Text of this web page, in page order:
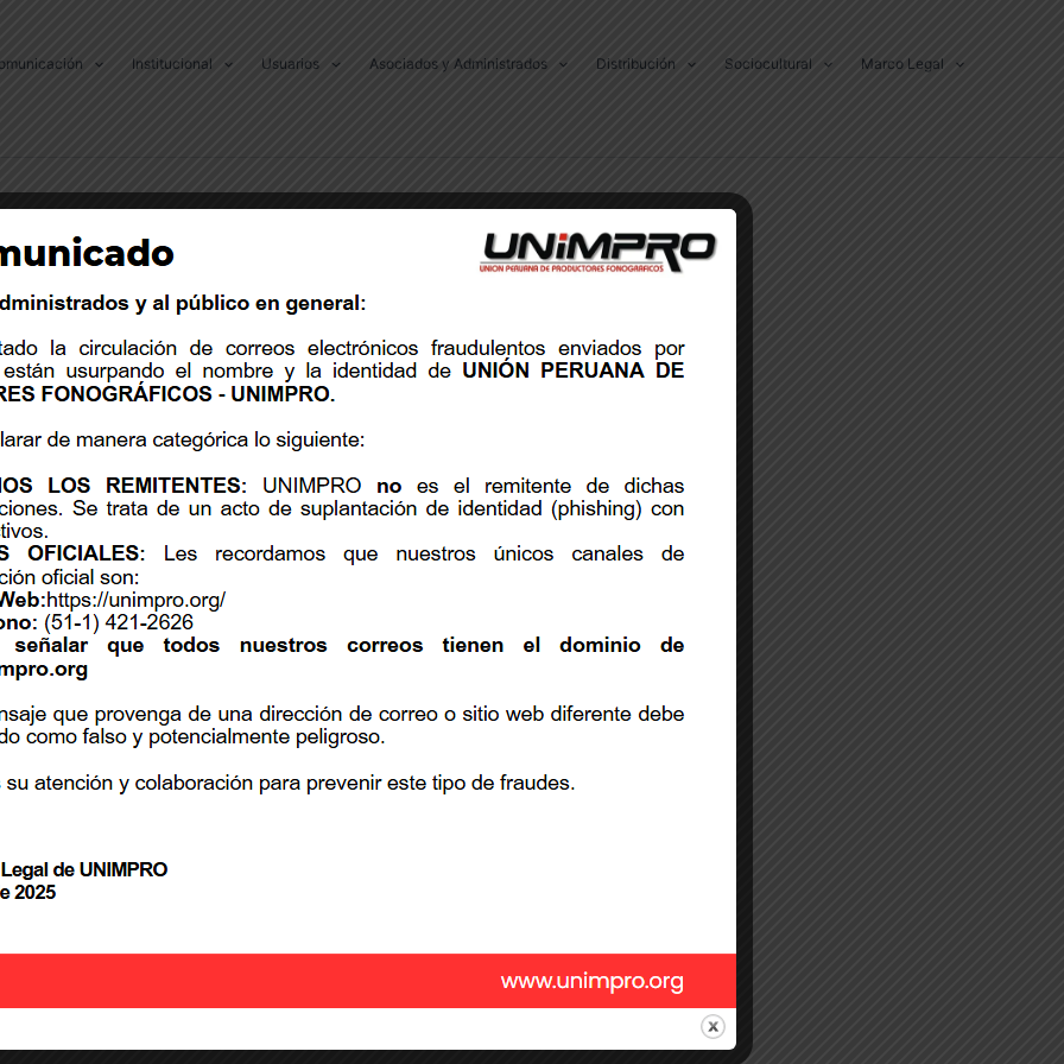
Institucional Usuarios Asociados y Administrados Distribución Sociocultural
Marco Legal